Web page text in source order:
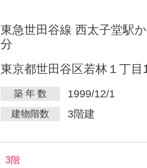
東急世田谷線 西太子堂駅
分
東京都世田谷区若林１丁目
築 年 数 1999/12/1
建物階数 3階建
3階